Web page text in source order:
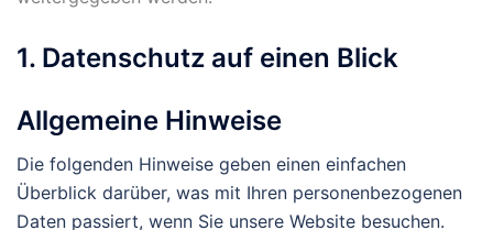
1. Datenschutz auf einen Blick
Allgemeine Hinweise
Die folgenden Hinweise geben einen einfachen
Überblick darüber, was mit Ihren personenbezogenen
Daten passiert, wenn Sie unsere Website besuchen.